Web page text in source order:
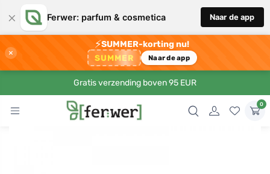
× Ferwer: parfum & cosmetica Naar de app
×
⚡SUMMER-korting nu!
SUMMER Naar de app
Gratis verzending boven 95 EUR
0